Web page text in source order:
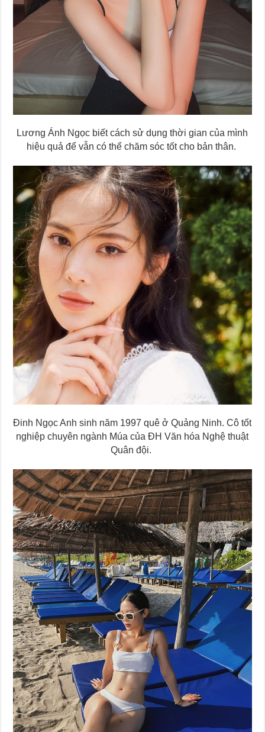
Lương Ánh Ngọc biết cách sử dụng thời gian của mình
hiệu quả để vẫn có thể chăm sóc tốt cho bản thân.
Đinh Ngọc Anh sinh năm 1997 quê ở Quảng Ninh. Cô tốt
nghiệp chuyên ngành Múa của ĐH Văn hóa Nghệ thuật
Quân đội.